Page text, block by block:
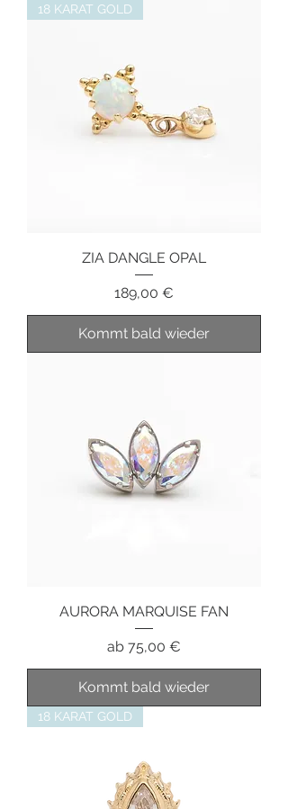
18 KARAT GOLD
ZIA DANGLE OPAL
Preis
189,00 €
Kommt bald wieder
AURORA MARQUISE FAN
ab 75,00 €
Sale-Preis
Kommt bald wieder
18 KARAT GOLD